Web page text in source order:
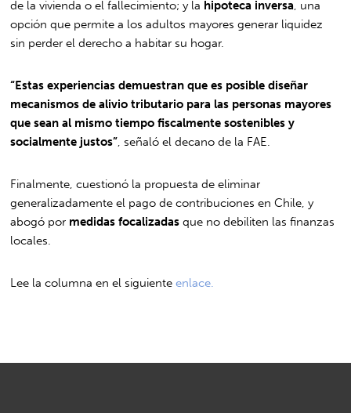
de la vivienda o el fallecimiento; y la hipoteca inversa , una
opción que permite a los adultos mayores generar liquidez
sin perder el derecho a habitar su hogar.
“Estas experiencias demuestran que es posible diseñar
mecanismos de alivio tributario para las personas mayores
que sean al mismo tiempo fiscalmente sostenibles y
socialmente justos” , señaló el decano de la FAE.
Finalmente, cuestionó la propuesta de eliminar
generalizadamente el pago de contribuciones en Chile, y
abogó por medidas focalizadas que no debiliten las finanzas
locales.
Lee la columna en el siguienteenlace.